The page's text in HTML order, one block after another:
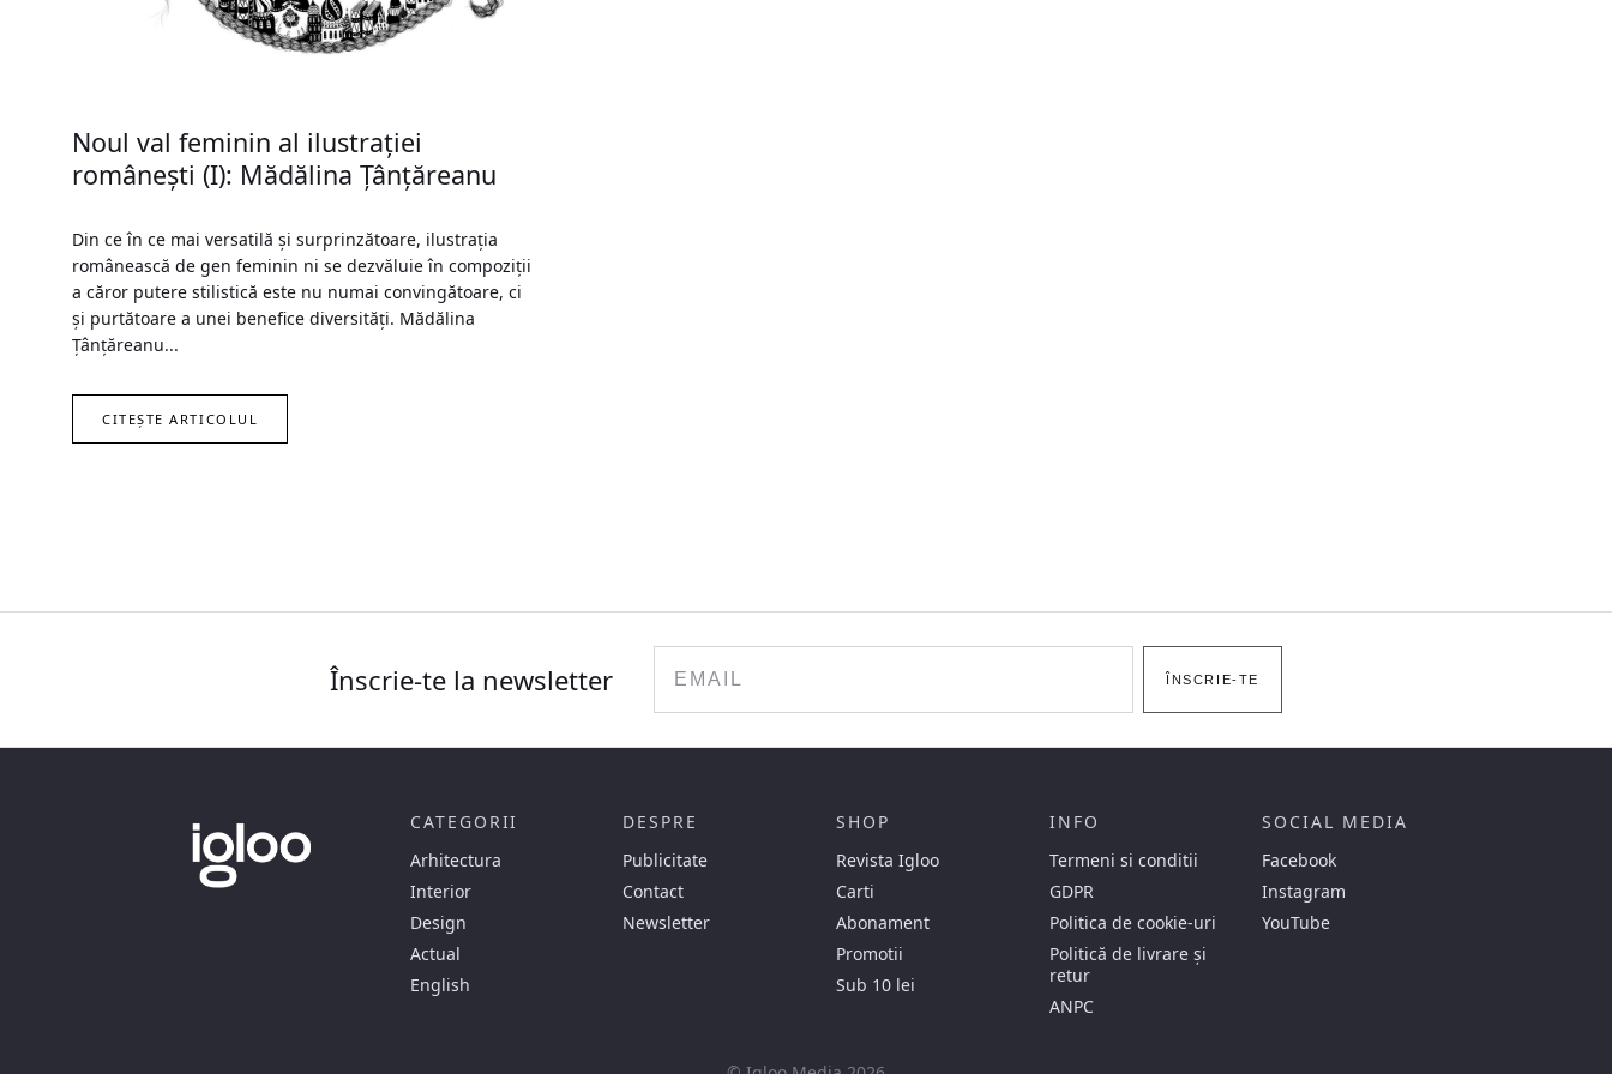
Noul val feminin al ilustrației
românești (I): Mădălina Ţânţăreanu
Din ce în ce mai versatilă şi surprinzătoare, ilustraţia
românească de gen feminin ni se dezvăluie în compoziţii
a căror putere stilistică este nu numai convingătoare, ci
şi purtătoare a unei benefice diversităţi. Mădălina
Ţânţăreanu...
CITEȘTE ARTICOLUL
Înscrie-te la newsletter ÎNSCRIE-TE
CATEGORII
Arhitectura
Interior
Design
Actual
English
DESPRE
Publicitate
Contact
Newsletter
SHOP
Revista Igloo
Carti
Abonament
Promotii
Sub 10 lei
INFO
Termeni si conditii
GDPR
Politica de cookie-uri
Politică de livrare și
retur
ANPC
SOCIAL MEDIA
Facebook
Instagram
YouTube